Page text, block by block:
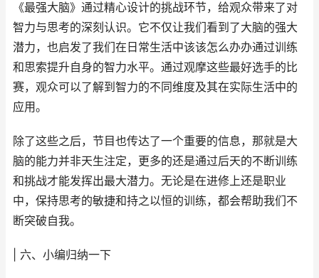
《最强大脑》通过精心设计的挑战环节，给观众带来了对
智力与思考的深刻认识。它不仅让我们看到了大脑的强大
潜力，也启发了我们在日常生活中该该怎么办办通过训练
和思索提升自身的智力水平。通过观摩这些最好选手的比
赛，观众可以了解到智力的不同维度及其在实际生活中的
应用。
除了这些之后，节目也传达了一个重要的信息，那就是大
脑的能力并非天生注定，更多的还是通过后天的不断训练
和挑战才能发挥出最大潜力。无论是在进修上还是职业
中，保持思考的敏捷和持之以恒的训练，都会帮助我们不
断突破自我。
| 六、小编归纳一下